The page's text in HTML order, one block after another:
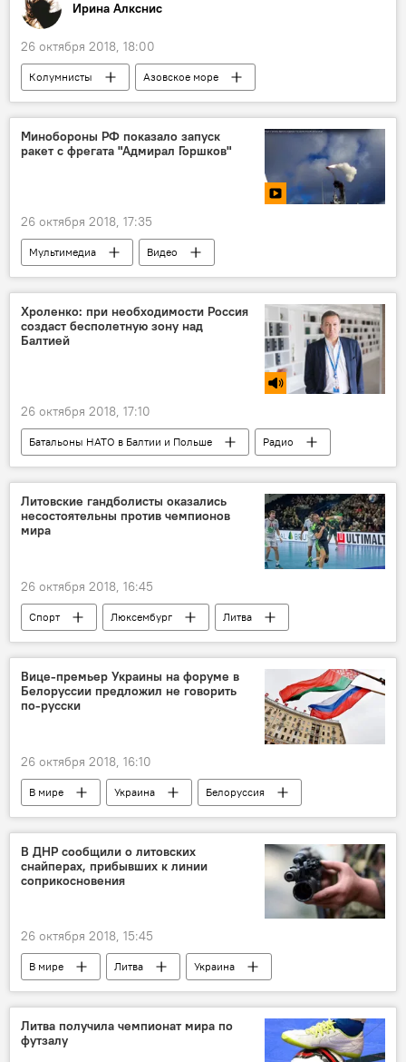
Ирина Алкснис
26 октября 2018, 18:00
Колумнисты
Азовское море
Украина
Запад
Минобороны РФ показало запуск
ракет с фрегата "Адмирал Горшков"
26 октября 2018, 17:35
Мультимедиа Видео
Хроленко: при необходимости Россия
создаст бесполетную зону над
Балтией
26 октября 2018, 17:10
Батальоны НАТО в Балтии и Польше
Радио
Балтия
Россия
ПВО
НАТО
Литовские гандболисты оказались
несостоятельны против чемпионов
мира
26 октября 2018, 16:45
Спорт Люксембург Литва
Вице-премьер Украины на форуме в
Белоруссии предложил не говорить
по-русски
26 октября 2018, 16:10
В мире Украина
Белоруссия
русский язык
форум
В ДНР сообщили о литовских
снайперах, прибывших к линии
соприкосновения
26 октября 2018, 15:45
В мире Литва
Украина
ДНР
Донбасс военный конфликт
Литва получила чемпионат мира по
футзалу